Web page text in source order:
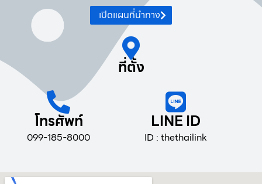
เปิดแผนที่นำทาง
ที่ตั้ง
โทรศัพท์
099-185-8000
LINE ID
ID : thethailink